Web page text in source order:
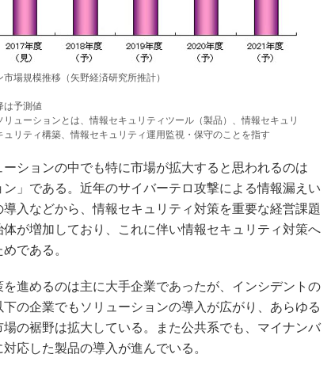
場規模推移（矢野経済研究所推計）
は予測値
ューションとは、情報セキュリティツール（製品）、情報セキュリ
リティ構築、情報セキュリティ運用監視・保守のことを指す
ションの中でも特に市場が拡大すると思われるのは
ン」である。近年のサイバーテロ攻撃による情報漏えい
入などから、情報セキュリティ対策を重要な経営課題
が増加しており、これに伴い情報セキュリティ対策へ
である。
進めるのは主に大手企業であったが、インシデントの
の企業でもソリューションの導入が広がり、あらゆる
の裾野は拡大している。また公共系でも、マイナンバ
応した製品の導入が進んでいる。